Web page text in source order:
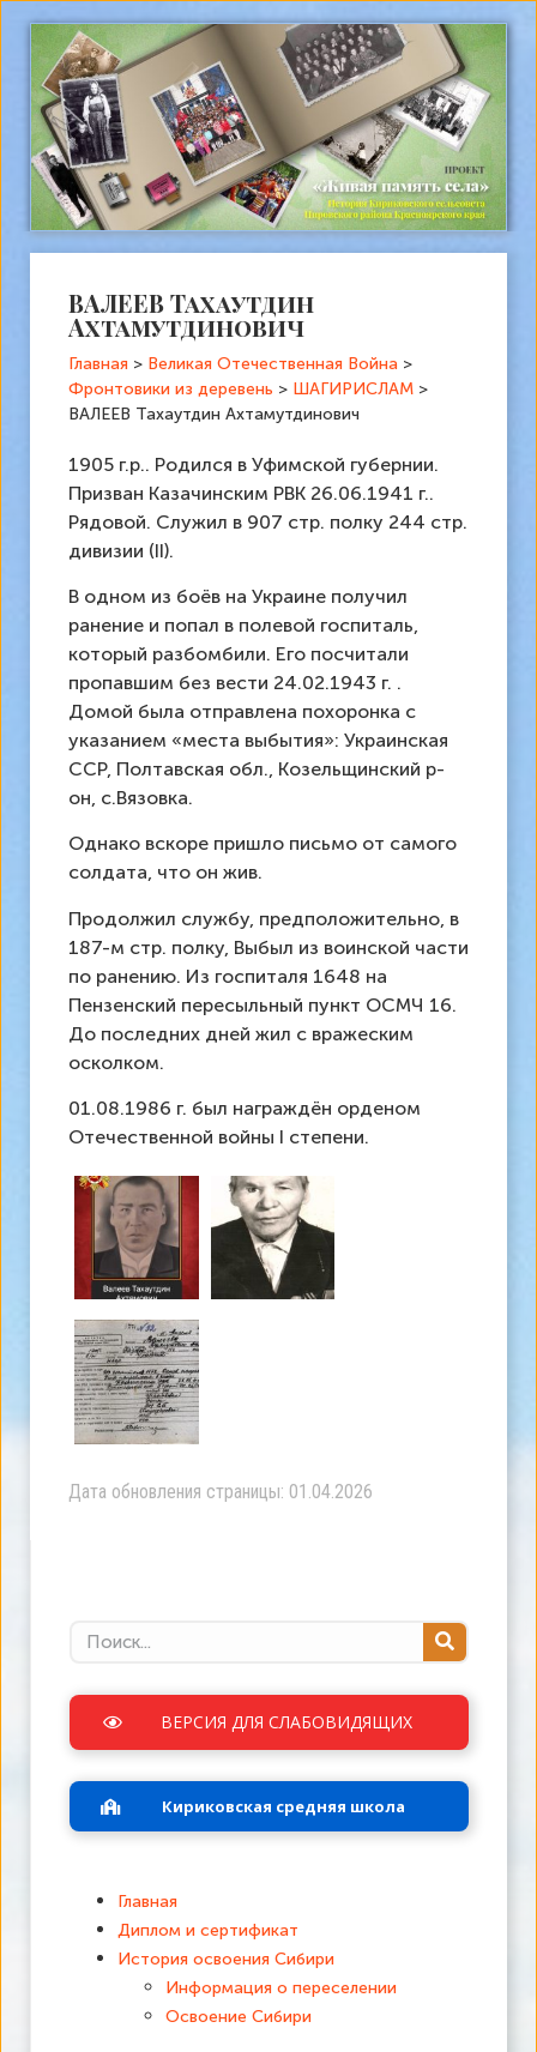
ВАЛЕЕВ Тахаутдин
Ахтамутдинович
Главная > Великая Отечественная Война >
Фронтовики из деревень > ШАГИРИСЛАМ >
ВАЛЕЕВ Тахаутдин Ахтамутдинович
1905 г.р.. Родился в Уфимской губернии.
Призван Казачинским РВК 26.06.1941 г..
Рядовой. Служил в 907 стр. полку 244 стр.
дивизии (II).
В одном из боёв на Украине получил
ранение и попал в полевой госпиталь,
который разбомбили. Его посчитали
пропавшим без вести 24.02.1943 г. .
Домой была отправлена похоронка с
указанием «места выбытия»: Украинская
ССР, Полтавская обл., Козельщинский р-
он, с.Вязовка.
Однако вскоре пришло письмо от самого
солдата, что он жив.
Продолжил службу, предположительно, в
187-м стр. полку, Выбыл из воинской части
по ранению. Из госпиталя 1648 на
Пензенский пересыльный пункт ОСМЧ 16.
До последних дней жил с вражеским
осколком.
01.08.1986 г. был награждён орденом
Отечественной войны I степени.
Дата обновления страницы: 01.04.2026
ВЕРСИЯ ДЛЯ СЛАБОВИДЯЩИХ
Кириковская средняя школа
Главная
Диплом и сертификат
История освоения Сибири
Информация о переселении
Освоение Сибири